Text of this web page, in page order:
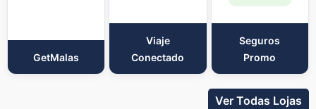
GetMalas
Viaje
Conectado
Seguros
Promo
Ver Todas Lojas